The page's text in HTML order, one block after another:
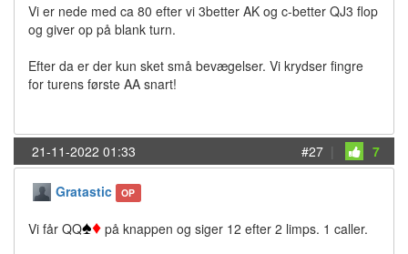
Vi er nede med ca 80 efter vi 3better AK og c-better QJ3 flop
og giver op på blank turn.
Efter da er der kun sket små bevægelser. Vi krydser fingre
for turens første AA snart!
21-11-2022 01:33 #27 | 7
Gratastic OP
Vi får QQ♠♦ på knappen og siger 12 efter 2 limps. 1 caller.